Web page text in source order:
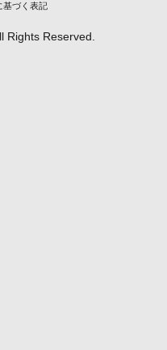
基づく表記
Rights Reserved.